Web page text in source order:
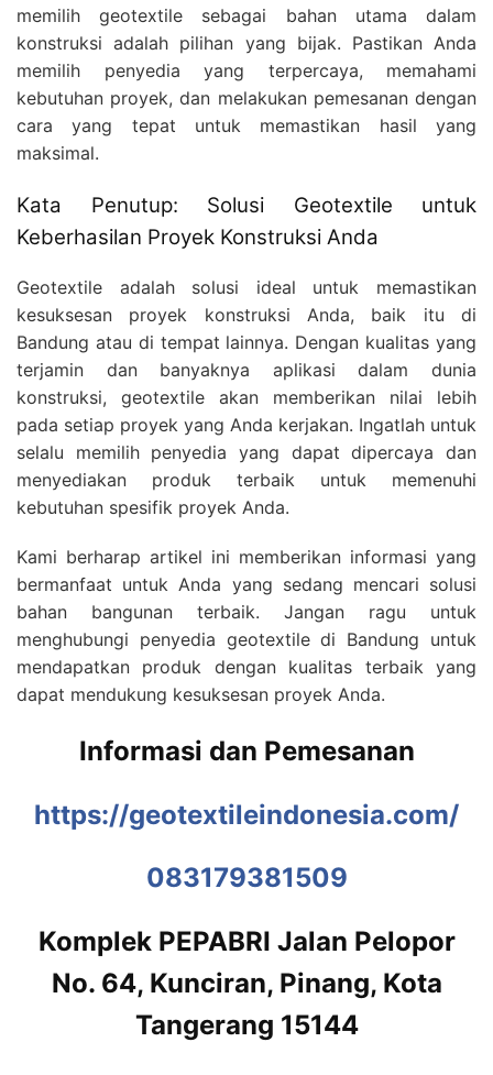
memilih geotextile sebagai bahan utama dalam
konstruksi adalah pilihan yang bijak. Pastikan Anda
memilih penyedia yang terpercaya, memahami
kebutuhan proyek, dan melakukan pemesanan dengan
cara yang tepat untuk memastikan hasil yang
maksimal.
Kata Penutup: Solusi Geotextile untuk
Keberhasilan Proyek Konstruksi Anda
Geotextile adalah solusi ideal untuk memastikan
kesuksesan proyek konstruksi Anda, baik itu di
Bandung atau di tempat lainnya. Dengan kualitas yang
terjamin dan banyaknya aplikasi dalam dunia
konstruksi, geotextile akan memberikan nilai lebih
pada setiap proyek yang Anda kerjakan. Ingatlah untuk
selalu memilih penyedia yang dapat dipercaya dan
menyediakan produk terbaik untuk memenuhi
kebutuhan spesifik proyek Anda.
Kami berharap artikel ini memberikan informasi yang
bermanfaat untuk Anda yang sedang mencari solusi
bahan bangunan terbaik. Jangan ragu untuk
menghubungi penyedia geotextile di Bandung untuk
mendapatkan produk dengan kualitas terbaik yang
dapat mendukung kesuksesan proyek Anda.
Informasi dan Pemesanan
https://geotextileindonesia.com/
083179381509
Komplek PEPABRI Jalan Pelopor
No. 64, Kunciran, Pinang, Kota
Tangerang 15144